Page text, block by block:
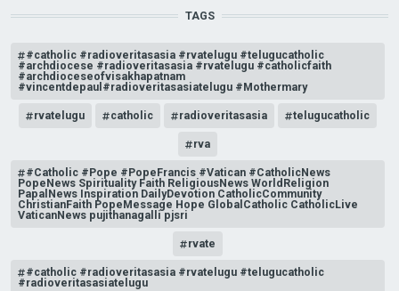
TAGS
#catholic #radioveritasasia #rvatelugu #telugucatholic
#archdiocese #radioveritasasia #rvatelugu #catholicfaith
#archdioceseofvisakhapatnam
#vincentdepaul#radioveritasasiatelugu #Mothermary
rvatelugu catholic radioveritasasia telugucatholic
rva
#Catholic #Pope #PopeFrancis #Vatican #CatholicNews
PopeNews Spirituality Faith ReligiousNews WorldReligion
PapalNews Inspiration DailyDevotion CatholicCommunity
ChristianFaith PopeMessage Hope GlobalCatholic CatholicLive
VaticanNews pujithanagalli pjsri
rvate
#catholic #radioveritasasia #rvatelugu #telugucatholic
#radioveritasasiatelugu